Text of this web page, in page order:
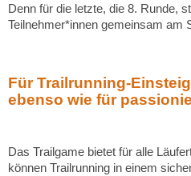
Denn für die letzte, die 8. Runde,
Teilnehmer*innen gemeinsam am
Für Trailrunning-
ebenso wie für
Das Trailgame bietet für alle
können Trailrunning in einem